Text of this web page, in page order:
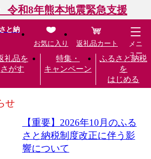
令和8年熊本地震緊急支援
と納
礼品を
さがす
特集・
キャンペーン
ふるさと納税
を
はじめる
お気に入り 返礼品カート
メニ
ュー
せ
【重要】2026年10月のふる
さと納税制度改正に伴う影
響について